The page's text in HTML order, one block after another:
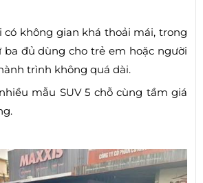
có không gian khá thoải mái, trong
đủ dùng cho trẻ em hoặc người
trình không quá dài.
mẫu SUV 5 chỗ cùng tầm giá